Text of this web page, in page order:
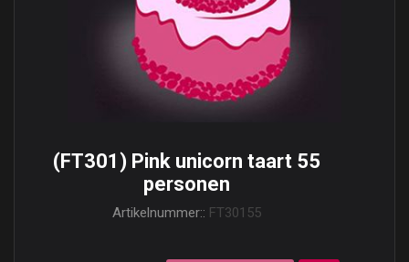
(FT301) Pink unicorn taart 55
personen
Artikelnummer:: FT30155